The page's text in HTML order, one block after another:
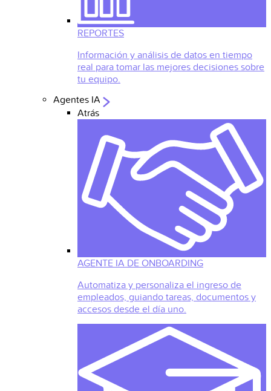
REPORTES
Información y análisis de datos en tiempo
real para tomar las mejores decisiones sobre
tu equipo.
Agentes IA
Atrás
AGENTE IA DE ONBOARDING
Automatiza y personaliza el ingreso de
empleados, guiando tareas, documentos y
accesos desde el día uno.